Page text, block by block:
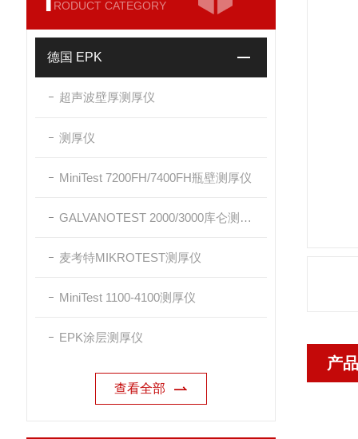
RODUCT CATEGORY
德国 EPK
超声波壁厚测厚仪
测厚仪
MiniTest 7200FH/7400FH瓶壁测厚仪
GALVANOTEST 2000/3000库仑测厚仪
麦考特MIKROTEST测厚仪
MiniTest 1100-4100测厚仪
EPK涂层测厚仪
查看全部
产